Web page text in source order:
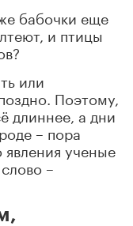
бабочки еще
и птицы
или
Поэтому,
длиннее, а дни
– пора
явления ученые
–